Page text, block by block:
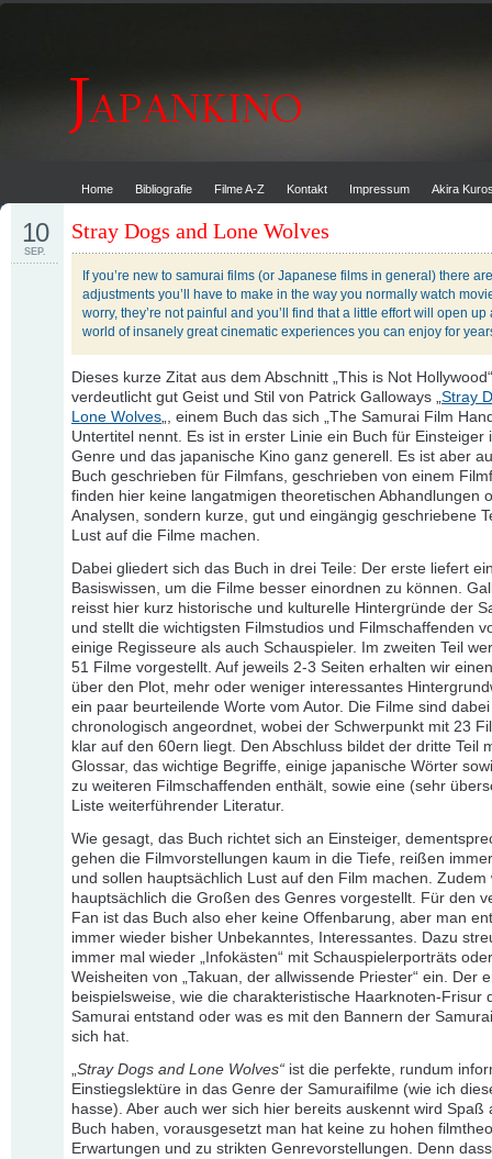
Home Bibliografie Filme A-Z Kontakt Impressum Akira
Stray Dogs and Lone Wolves
10
SEP.
If you’re new to samurai films (or Japanese films in general) there
adjustments you’ll have to make in the way you normally watch
worry, they’re not painful and you’ll find that a little effort will open up
world of insanely great cinematic experiences you can enjoy for
Dieses kurze Zitat aus dem Abschnitt „This is Not Hollywood“
verdeutlicht gut Geist und Stil von Patrick Galloways „Stray
Lone Wolves„, einem Buch das sich „The Samurai Film
Untertitel nennt. Es ist in erster Linie ein Buch für Einsteiger
Genre und das japanische Kino ganz generell. Es ist aber
Buch geschrieben für Filmfans, geschrieben von einem
finden hier keine langatmigen theoretischen Abhandlungen
Analysen, sondern kurze, gut und eingängig geschriebene
Lust auf die Filme machen.
Dabei gliedert sich das Buch in drei Teile: Der erste liefert
Basiswissen, um die Filme besser einordnen zu können.
reisst hier kurz historische und kulturelle Hintergründe der
und stellt die wichtigsten Filmstudios und Filmschaffenden
einige Regisseure als auch Schauspieler. Im zweiten Teil
51 Filme vorgestellt. Auf jeweils 2-3 Seiten erhalten wir
über den Plot, mehr oder weniger interessantes
ein paar beurteilende Worte vom Autor. Die Filme sind dabei
chronologisch angeordnet, wobei der Schwerpunkt mit 23
klar auf den 60ern liegt. Den Abschluss bildet der dritte Teil
Glossar, das wichtige Begriffe, einige japanische Wörter
zu weiteren Filmschaffenden enthält, sowie eine (sehr
Liste weiterführender Literatur.
Wie gesagt, das Buch richtet sich an Einsteiger,
gehen die Filmvorstellungen kaum in die Tiefe, reißen
und sollen hauptsächlich Lust auf den Film machen. Zudem
hauptsächlich die Großen des Genres vorgestellt. Für den
Fan ist das Buch also eher keine Offenbarung, aber man
immer wieder bisher Unbekanntes, Interessantes. Dazu
immer mal wieder „Infokästen“ mit Schauspielerporträts
Weisheiten von „Takuan, der allwissende Priester“ ein. Der
beispielsweise, wie die charakteristische Haarknoten-Frisur
Samurai entstand oder was es mit den Bannern der
sich hat.
„Stray Dogs and Lone Wolves“ ist die perfekte, rundum
Einstiegslektüre in das Genre der Samuraifilme (wie ich
hasse). Aber auch wer sich hier bereits auskennt wird Spaß
Buch haben, vorausgesetzt man hat keine zu hohen
Erwartungen und zu strikten Genrevorstellungen. Denn dass